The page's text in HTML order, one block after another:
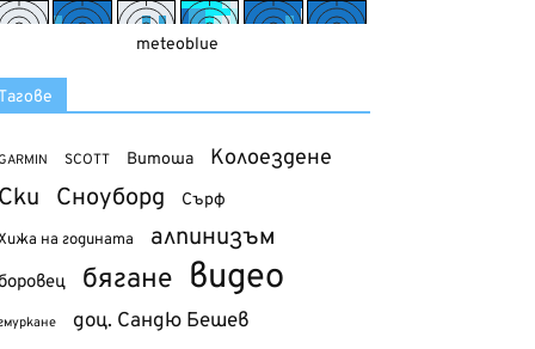
meteoblue
SCOTT Витоша Колоездене
Сноуборд Сърф
на годината алпинизъм
бягане видео
доц. Сандю Бешев